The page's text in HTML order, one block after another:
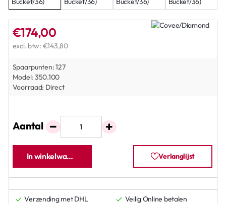
Spaarpunten:127
Model: 350.100
Voorraad: Direct
€174,00
excl. btw: €143,80
Aantal
In winkelwagen Verlanglijst
Verzending met DHL
Veilig Online betalen